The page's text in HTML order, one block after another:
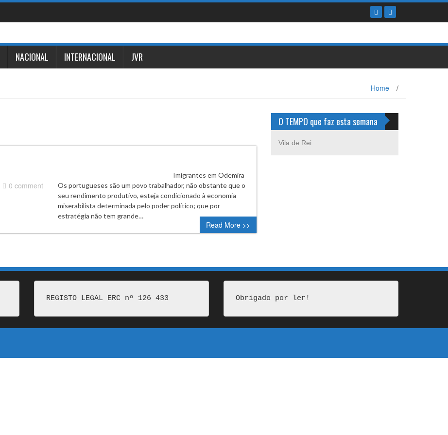
NACIONAL INTERNACIONAL JVR
Home /
0 comment
Imigrantes em Odemira
Os portugueses são um povo trabalhador, não obstante que o
seu rendimento produtivo, esteja condicionado à economia
miserabilista determinada pelo poder político; que por
estratégia não tem grande…
Read More >>
O TEMPO que faz esta semana
Vila de Rei
REGISTO LEGAL ERC nº 126 433 Obrigado por ler!